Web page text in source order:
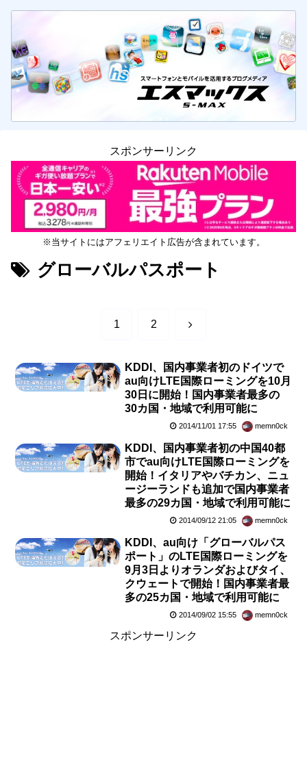
スポンサーリンク
※当サイトにはアフェリエイト広告が含まれています。
グローバルパスポート
1 2 次
KDDI、国内事業者初のドイツで
au向けLTE国際ローミングを10月
30日に開始！国内事業者最多の
30カ国・地域で利用可能に
2014/11/01 17:55 memn0ck
KDDI、国内事業者初の中国40都
市でau向けLTE国際ローミングを
開始！イタリアやバチカン、ニュ
ージーランドも追加で国内事業者
最多の29カ国・地域で利用可能に
2014/09/12 21:05 memn0ck
KDDI、au向け「グローバルパス
ポート」のLTE国際ローミングを
9月3日よりオランダおよびタイ、
クウェートで開始！国内事業者最
多の25カ国・地域で利用可能に
2014/09/02 15:55 memn0ck
スポンサーリンク